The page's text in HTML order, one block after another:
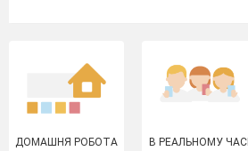
ДОМАШНЯ РОБОТА В РЕАЛЬНОМУ ЧАСІ